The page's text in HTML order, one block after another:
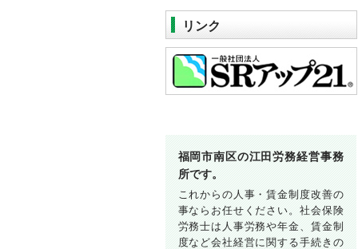
リンク
福岡市南区の江田労務経営事務
所です。
これからの人事・賃金制度改善の
事ならお任せください。社会保険
労務士は人事労務や年金、賃金制
度など会社経営に関する手続きの